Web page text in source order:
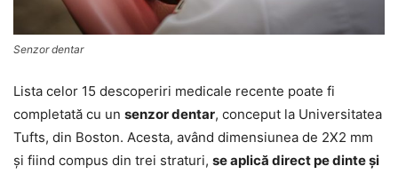
Senzor dentar
Lista celor 15 descoperiri medicale recente poate fi
completată cu un senzor dentar, conceput la Universitatea
Tufts, din Boston. Acesta, având dimensiunea de 2X2 mm
şi fiind compus din trei straturi, se aplică direct pe dinte şi